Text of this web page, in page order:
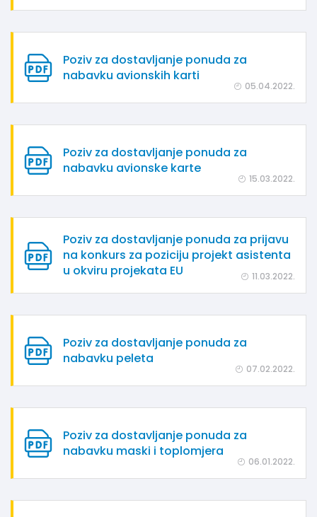
Poziv za dostavljanje ponuda za
nabavku avionskih karti
05.04.2022.
Poziv za dostavljanje ponuda za
nabavku avionske karte
15.03.2022.
Poziv za dostavljanje ponuda za prijavu
na konkurs za poziciju projekt asistenta
u okviru projekata EU
11.03.2022.
Poziv za dostavljanje ponuda za
nabavku peleta
07.02.2022.
Poziv za dostavljanje ponuda za
nabavku maski i toplomjera
06.01.2022.